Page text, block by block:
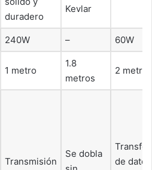
duradero
Kevlar
240W – 60W
1 metro
1.8
metros
2 metros
Transmisión
Se dobla
de